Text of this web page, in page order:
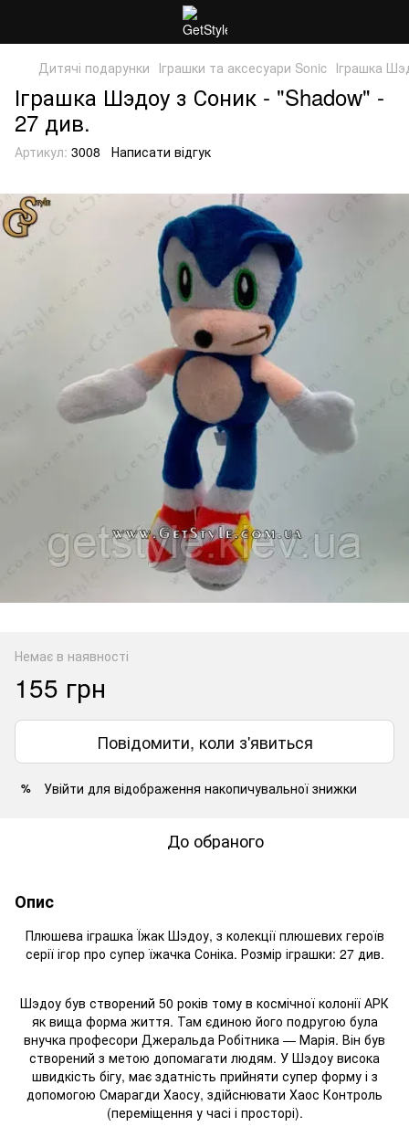
Дитячі подарунки Іграшки та аксесуари Sonic Іграшка
Іграшка Шэдоу з Соник - "Shadow" -
27 див.
Артикул: 3008 Написати відгук
Немає в наявності
155 грн
Повідомити, коли з'явиться
% Увійти для відображення накопичувальної знижки
До обраного
Опис
Плюшева іграшка Їжак Шэдоу, з колекції плюшевих героїв
серії ігор про супер їжачка Соніка. Розмір іграшки: 27 див.
Шэдоу був створений 50 років тому в космічної колонії АРК
як вища форма життя. Там єдиною його подругою була
внучка професори Джеральда Робітника — Марія. Він був
створений з метою допомагати людям. У Шэдоу висока
швидкість бігу, має здатність прийняти супер форму і з
допомогою Смарагди Хаосу, здійснювати Хаос Контроль
(переміщення у часі і просторі).